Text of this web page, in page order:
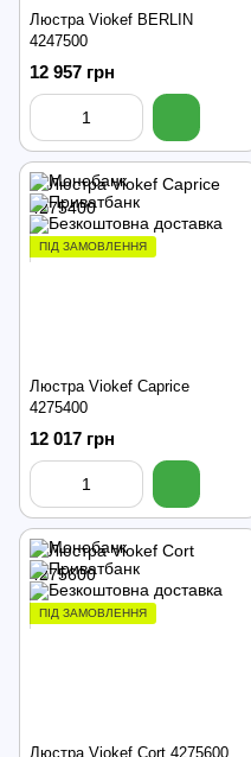
Люстра Viokef BERLIN
4247500
12 957 грн
ПІД ЗАМОВЛЕННЯ
Люстра Viokef Caprice
4275400
12 017 грн
ПІД ЗАМОВЛЕННЯ
Люстра Viokef Cort 4275600